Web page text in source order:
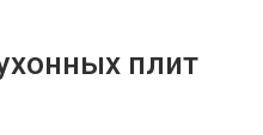
плит